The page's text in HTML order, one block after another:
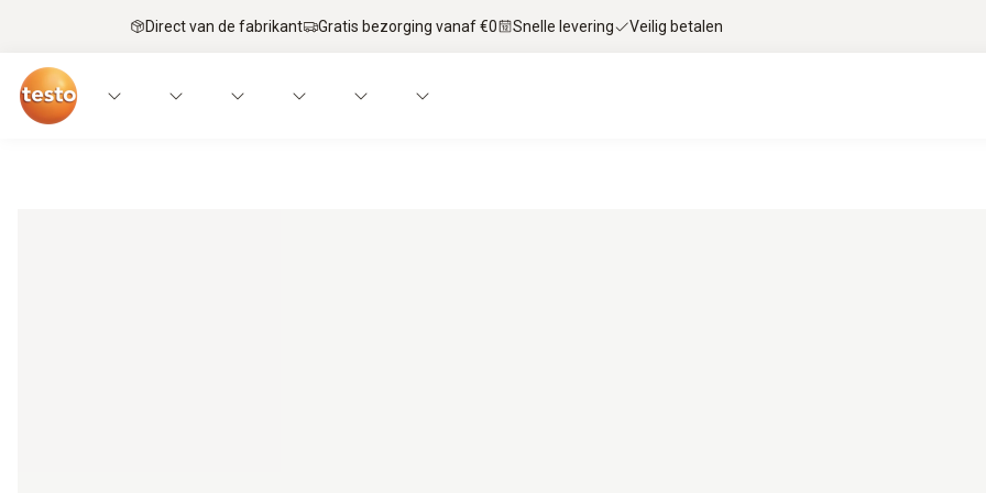
Direct van de fabrikant Gratis bezorging vanaf €0 Snelle levering Veilig betalen